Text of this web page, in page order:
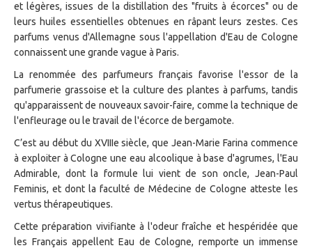
et légères, issues de la distillation des "fruits à écorces" ou de
leurs huiles essentielles obtenues en râpant leurs zestes. Ces
parfums venus d'Allemagne sous l'appellation d'Eau de Cologne
connaissent une grande vague à Paris.
La renommée des parfumeurs français favorise l'essor de la
parfumerie grassoise et la culture des plantes à parfums, tandis
qu'apparaissent de nouveaux savoir-faire, comme la technique de
l'enfleurage ou le travail de l'écorce de bergamote.
C’est au début du XVIIIe siècle, que Jean-Marie Farina commence
à exploiter à Cologne une eau alcoolique à base d'agrumes, l'Eau
Admirable, dont la formule lui vient de son oncle, Jean-Paul
Feminis, et dont la faculté de Médecine de Cologne atteste les
vertus thérapeutiques.
Cette préparation vivifiante à l'odeur fraîche et hespéridée que
les Français appellent Eau de Cologne, remporte un immense